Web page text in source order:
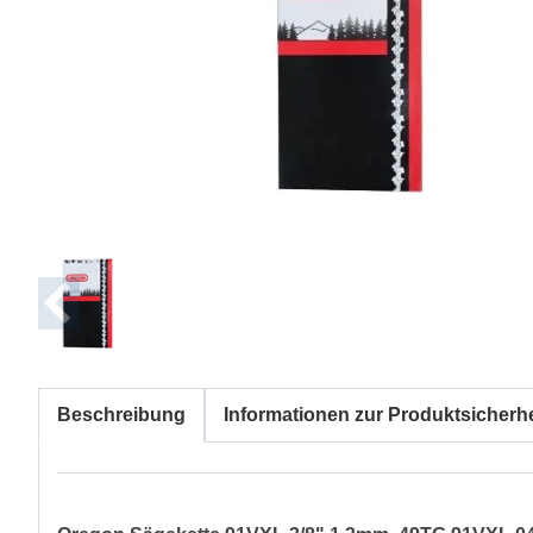
Beschreibung Informationen zur